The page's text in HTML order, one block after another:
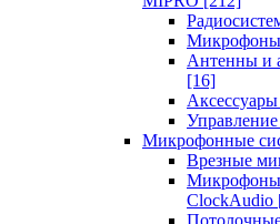
Антенны и
[16]
Микрофонные
Врезные
Микрофоны
ClockAudio